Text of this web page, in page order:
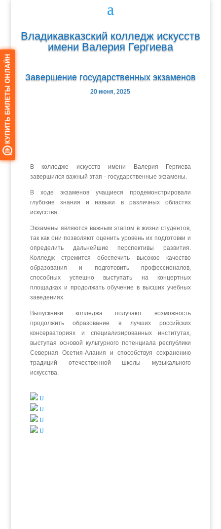
Владикавказский колледж искусств
имени Валерия Гергиева
Завершение государственных экзаменов
20 июня, 2025
В колледже искусств имени Валерия Гергиева
завершился важный этап – государственные экзамены.
В ходе экзаменов учащиеся продемонстрировали
глубокие знания и навыки в различных областях
искусства.
Экзамены являются важным этапом в жизни студентов,
так как они позволяют оценить уровень их подготовки и
определить дальнейшие перспективы развития.
Колледж стремится обеспечить высокое качество
образования и подготовить профессионалов,
способных успешно выступать на концертных
площадках и продолжать обучение в высших учебных
заведениях.
Выпускники колледжа получают возможность
продолжить образование в лучших российских
консерваториях и специализированных институтах,
выступая основой культурного потенциала республики
Северная Осетия-Алания и способствуя сохранению
традиций отечественной школы музыкального
искусства.